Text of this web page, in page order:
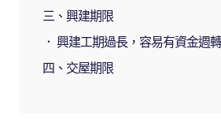
三、興建期限
． 興建工期過長，容易有資金週
四、交屋期限